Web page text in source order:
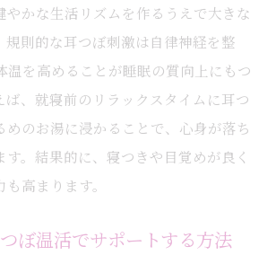
やかな生活リズムを作るうえで大きな
規則的な耳つぼ刺激は自律神経を整
温を高めることが睡眠の質向上にもつ
ば、就寝前のリラックスタイムに耳つ
めのお湯に浸かることで、心身が落ち
。結果的に、寝つきや目覚めが良く
高まります。
ぼ温活でサポートする方法